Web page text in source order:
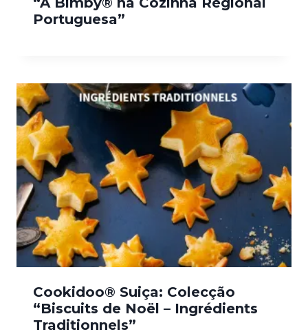
Portuguesa”
Cookidoo® Suiça: Colecção
“Biscuits de Noël – Ingrédients
Traditionnels”